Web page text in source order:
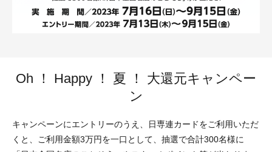
Oh ！ Happy ！ 夏 ！ 大還元キャンペー
ン
キャンペーンにエントリーのうえ、日専連カードをご利用いただ
くと、ご利用金額3万円を一口として、抽選で合計300名様に